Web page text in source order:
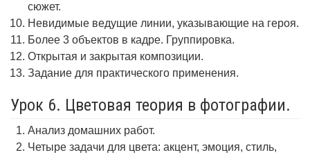
сюжет.
Невидимые ведущие линии, указывающие на героя.
Более 3 объектов в кадре. Группировка.
Открытая и закрытая композиции.
Задание для практического применения.
Урок 6. Цветовая теория в фотографии.
Анализ домашних работ.
Четыре задачи для цвета: акцент, эмоция, стиль,